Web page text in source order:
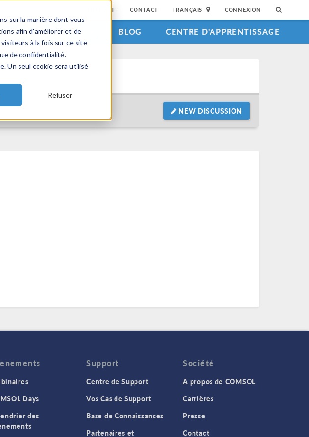
sur la manière dont vous
afin d'améliorer et de
à la fois sur ce site
de confidentialité.
Un seul cookie sera utilisé
Refuser
SUPPORT CONTACT FRANÇAIS CONNEXION
EVENEMENTS BLOG CENTRE D'APPRENTISSAGE
NEW DISCUSSION
Days
des
Support
Centre de Support
Vos Cas de Support
Base de Connaissances
Partenaires et
Société
A propos de COMSOL
Carrières
Presse
Contact